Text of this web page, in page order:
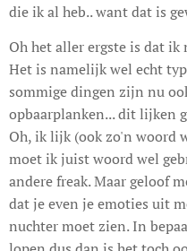
die ik al heb.. want dat is
Oh het aller ergste is dat
Het is namelijk wel echt
sommige dingen zijn nu
opbaarplanken... dit lijken
Oh, ik lijk (ook zo'n woord
moet ik juist woord wel
andere freak. Maar geloof
dat je even je emoties uit
nuchter moet zien. In